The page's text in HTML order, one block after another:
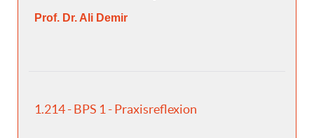
Prof. Dr. Ali Demir
1.214 - BPS 1 - Praxisreflexion